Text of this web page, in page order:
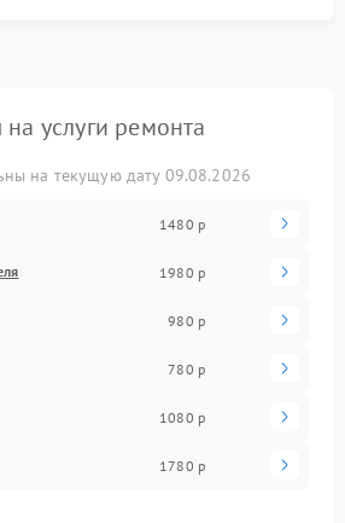
услуги ремонта
на текущую дату 09.08.2026
1480 р
1980 р
980 р
780 р
1080 р
1780 р